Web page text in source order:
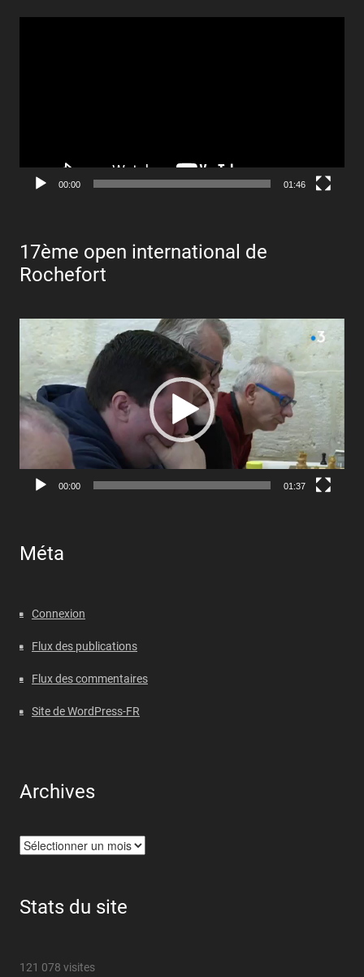
00:00 01:46
17ème open international de
Rochefort
Lecteur
vidéo
00:00 01:37
Méta
Connexion
Flux des publications
Flux des commentaires
Site de WordPress-FR
Archives
Archives
Stats du site
121 078 visites